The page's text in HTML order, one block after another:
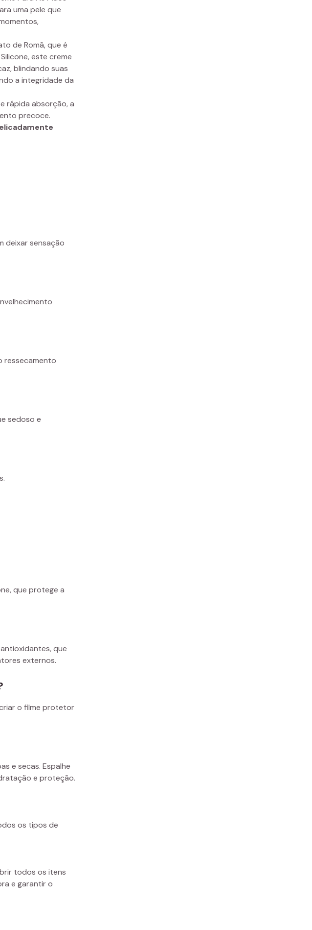
uma pele que
de Romã, que é
este creme
blindando suas
a integridade da
rápida absorção, a
precoce.
deixar sensação
ressecamento
sedoso e
que protege a
que
externos.
criar o filme protetor
e secas. Espalhe
e proteção.
os tipos de
todos os itens
e garantir o